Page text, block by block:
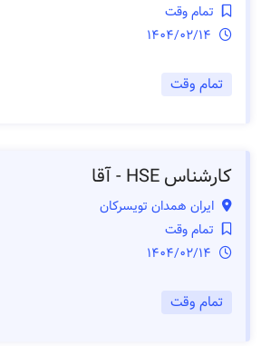
تمام وقت
تمام وقت
کارشناس HSE - آقا
ایران همدان تویسرکان
تمام وقت
تمام وقت